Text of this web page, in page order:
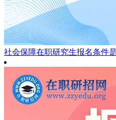
社会保障在职研究生报名条件